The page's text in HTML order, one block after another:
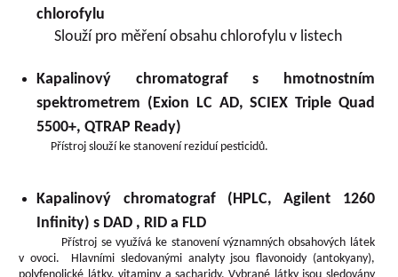
chlorofylu
Slouží pro měření obsahu chlorofylu v listech
Kapalinový chromatograf s hmotnostním
spektrometrem (Exion LC AD, SCIEX Triple Quad
5500+, QTRAP Ready)
Přístroj slouží ke stanovení reziduí pesticidů.
Kapalinový chromatograf (HPLC, Agilent 1260
Infinity) s DAD , RID a FLD
Přístroj se využívá ke stanovení významných obsahových látek
v ovoci. Hlavními sledovanými analyty jsou flavonoidy (antokyany),